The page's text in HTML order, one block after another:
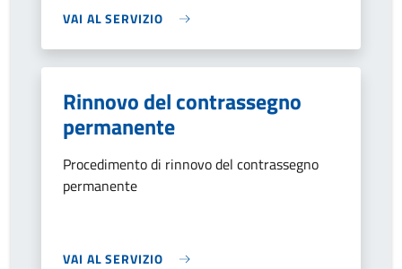
VAI AL SERVIZIO
Rinnovo del contrassegno
permanente
Procedimento di rinnovo del contrassegno
permanente
VAI AL SERVIZIO